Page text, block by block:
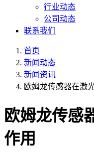
行业动态
公司动态
联系我们
首页
新闻动态
新闻资讯
欧姆龙传感器在激
欧姆龙传感
作用